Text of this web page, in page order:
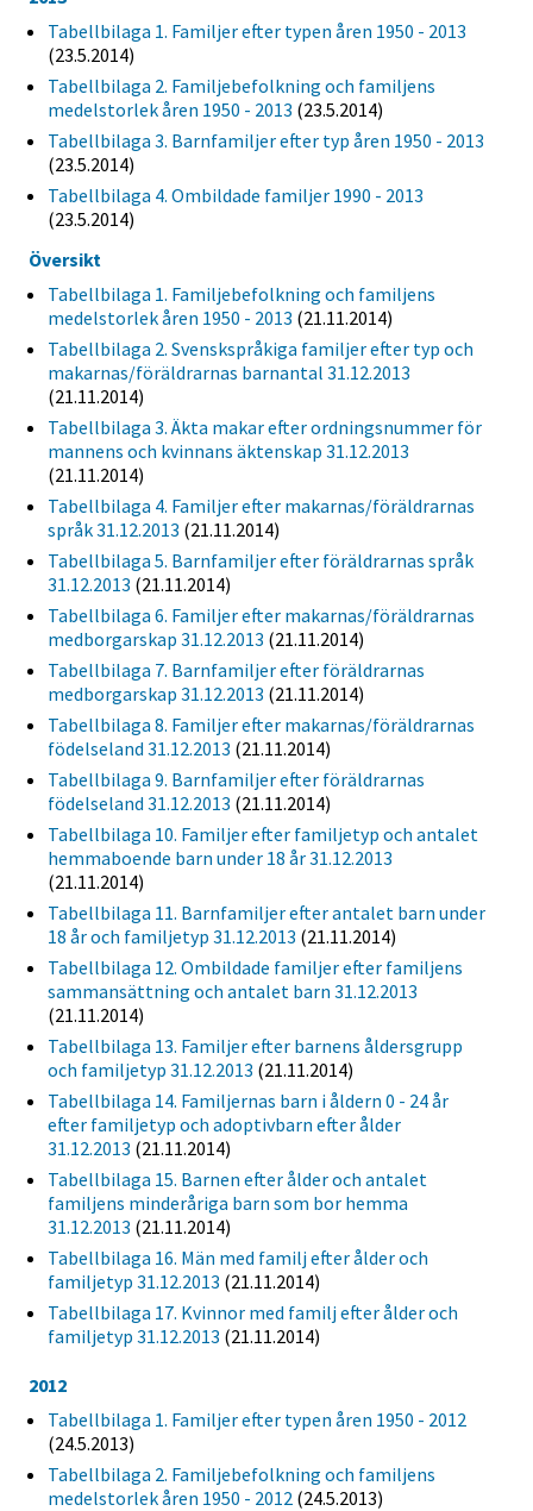
Tabellbilaga 1. Familjer efter typen åren 1950 - 2013
(23.5.2014)
Tabellbilaga 2. Familjebefolkning och familjens
medelstorlek åren 1950 - 2013 (23.5.2014)
Tabellbilaga 3. Barnfamiljer efter typ åren 1950 - 2013
(23.5.2014)
Tabellbilaga 4. Ombildade familjer 1990 - 2013
(23.5.2014)
Översikt
Tabellbilaga 1. Familjebefolkning och familjens
medelstorlek åren 1950 - 2013 (21.11.2014)
Tabellbilaga 2. Svenskspråkiga familjer efter typ och
makarnas/föräldrarnas barnantal 31.12.2013
(21.11.2014)
Tabellbilaga 3. Äkta makar efter ordningsnummer för
mannens och kvinnans äktenskap 31.12.2013
(21.11.2014)
Tabellbilaga 4. Familjer efter makarnas/föräldrarnas
språk 31.12.2013 (21.11.2014)
Tabellbilaga 5. Barnfamiljer efter föräldrarnas språk
31.12.2013 (21.11.2014)
Tabellbilaga 6. Familjer efter makarnas/föräldrarnas
medborgarskap 31.12.2013 (21.11.2014)
Tabellbilaga 7. Barnfamiljer efter föräldrarnas
medborgarskap 31.12.2013 (21.11.2014)
Tabellbilaga 8. Familjer efter makarnas/föräldrarnas
födelseland 31.12.2013 (21.11.2014)
Tabellbilaga 9. Barnfamiljer efter föräldrarnas
födelseland 31.12.2013 (21.11.2014)
Tabellbilaga 10. Familjer efter familjetyp och antalet
hemmaboende barn under 18 år 31.12.2013
(21.11.2014)
Tabellbilaga 11. Barnfamiljer efter antalet barn under
18 år och familjetyp 31.12.2013 (21.11.2014)
Tabellbilaga 12. Ombildade familjer efter familjens
sammansättning och antalet barn 31.12.2013
(21.11.2014)
Tabellbilaga 13. Familjer efter barnens åldersgrupp
och familjetyp 31.12.2013 (21.11.2014)
Tabellbilaga 14. Familjernas barn i åldern 0 - 24 år
efter familjetyp och adoptivbarn efter ålder
31.12.2013 (21.11.2014)
Tabellbilaga 15. Barnen efter ålder och antalet
familjens minderåriga barn som bor hemma
31.12.2013 (21.11.2014)
Tabellbilaga 16. Män med familj efter ålder och
familjetyp 31.12.2013 (21.11.2014)
Tabellbilaga 17. Kvinnor med familj efter ålder och
familjetyp 31.12.2013 (21.11.2014)
2012
Tabellbilaga 1. Familjer efter typen åren 1950 - 2012
(24.5.2013)
Tabellbilaga 2. Familjebefolkning och familjens
medelstorlek åren 1950 - 2012 (24.5.2013)